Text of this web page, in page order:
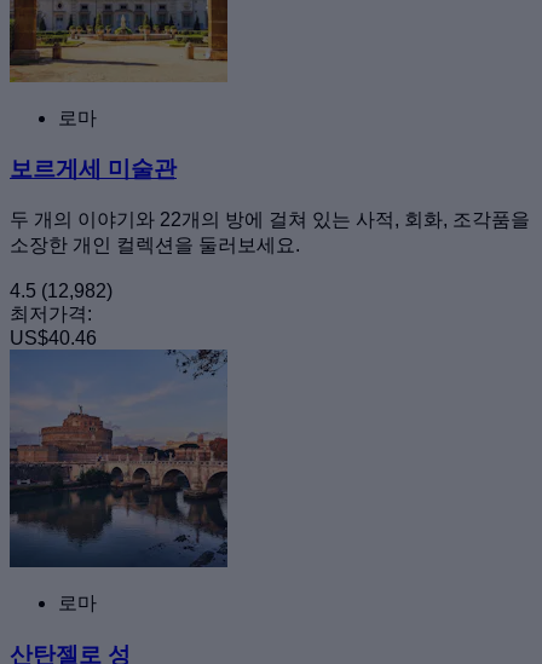
로마
보르게세 미술관
두 개의 이야기와 22개의 방에 걸쳐 있는 사적, 회화, 조각품을
소장한 개인 컬렉션을 둘러보세요.
4.5 (12,982)
최저가격:
US$40.46
로마
산탄젤로 성